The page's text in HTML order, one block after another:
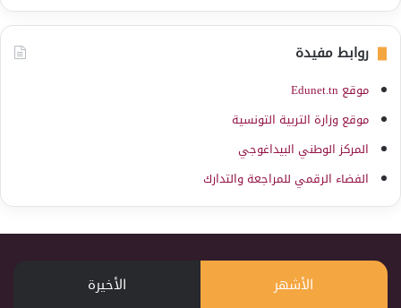
روابط مفيدة
موقع Edunet.tn
موقع وزارة التربية التونسية
المركز الوطني البيداغوجي
الفضاء الرقمي للمراجعة والتدارك
الأشهر الأخيرة